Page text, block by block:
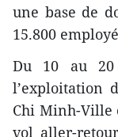
une base de
15.800
Du 10 au 20
l’exploitation
Chi Minh-Ville
vol aller-